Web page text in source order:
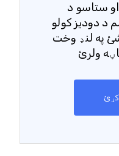
ستاسو د
د دودیز کولو
په لنډ وخت
کړئ